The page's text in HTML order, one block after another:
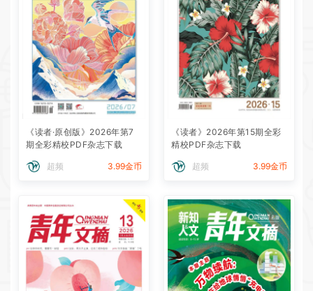
《读者·原创版》2026年第7
期全彩精校PDF杂志下载
超频 3.99金币
《读者》2026年第15期全彩
精校PDF杂志下载
超频 3.99金币